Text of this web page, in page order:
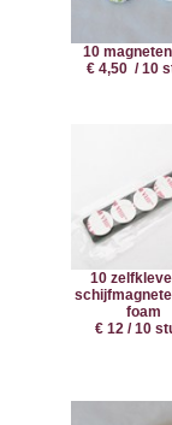
10
€ 4,50 / 10
10
foam
€ 12 / 10